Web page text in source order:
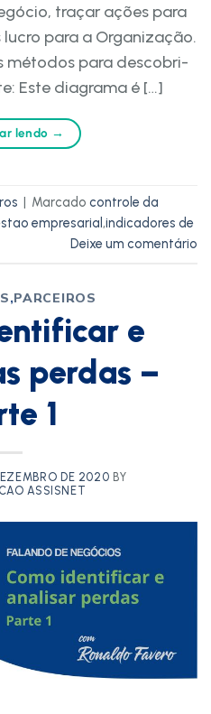
traçar ações para
para a Organização.
métodos para descobri-
Este diagrama é […]
lendo →
| Marcado controle da
empresarial ,indicadores de
Deixe um comentário
,PARCEIROS
e
perdas –
1
DE 2020 BY
ASSISNET